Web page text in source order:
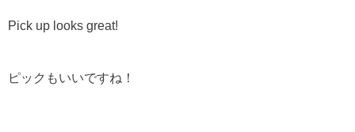
Pick up looks great!
ピックもいいですね！